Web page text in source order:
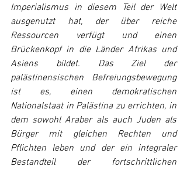
Imperialismus in diesem Teil der Welt
ausgenutzt hat, der über reiche
Ressourcen verfügt und einen
Brückenkopf in die Länder Afrikas und
Asiens bildet. Das Ziel der
palästinensischen Befreiungsbewegung
ist es, einen demokratischen
Nationalstaat in Palästina zu errichten, in
dem sowohl Araber als auch Juden als
Bürger mit gleichen Rechten und
Pflichten leben und der ein integraler
Bestandteil der fortschrittlichen